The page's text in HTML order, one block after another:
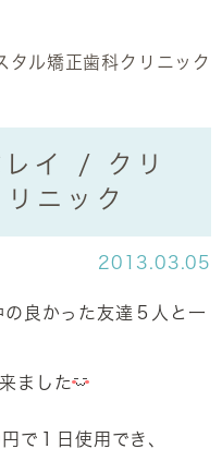
タル矯正歯科クリニック
レイ / クリ
ニック
2013.03.05
良かった友達５人と一
ました
で１日使用でき、